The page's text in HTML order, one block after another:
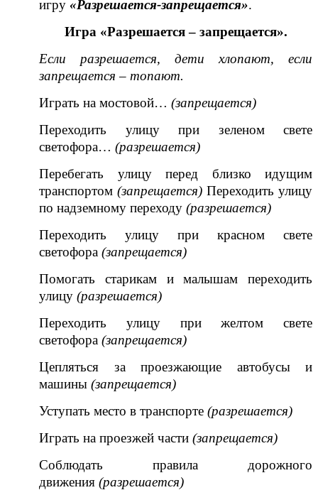
игру«Разрешается-запрещается».
Игра «Разрешается – запрещается».
Если разрешается, дети хлопают, если
запрещается – топают.
Играть на мостовой…(запрещается)
Переходить улицу при зеленом свете
светофора…(разрешается)
Перебегать улицу перед близко идущим
транспортом(запрещается) Переходить улицу
по надземному переходу(разрешается)
Переходить улицу при красном свете
светофора(запрещается)
Помогать старикам и малышам переходить
улицу(разрешается)
Переходить улицу при желтом свете
светофора(запрещается)
Цепляться за проезжающие автобусы и
машины(запрещается)
Уступать место в транспорте(разрешается)
Играть на проезжей части(запрещается)
Соблюдать правила дорожного
движения(разрешается)